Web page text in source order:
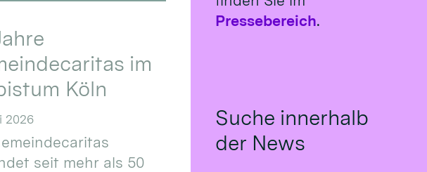
im
Köln
2026
seit mehr als 50
Pressebereich.
Suche innerhalb
der News